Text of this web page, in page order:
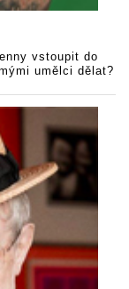
vstoupit do
umělci dělat?